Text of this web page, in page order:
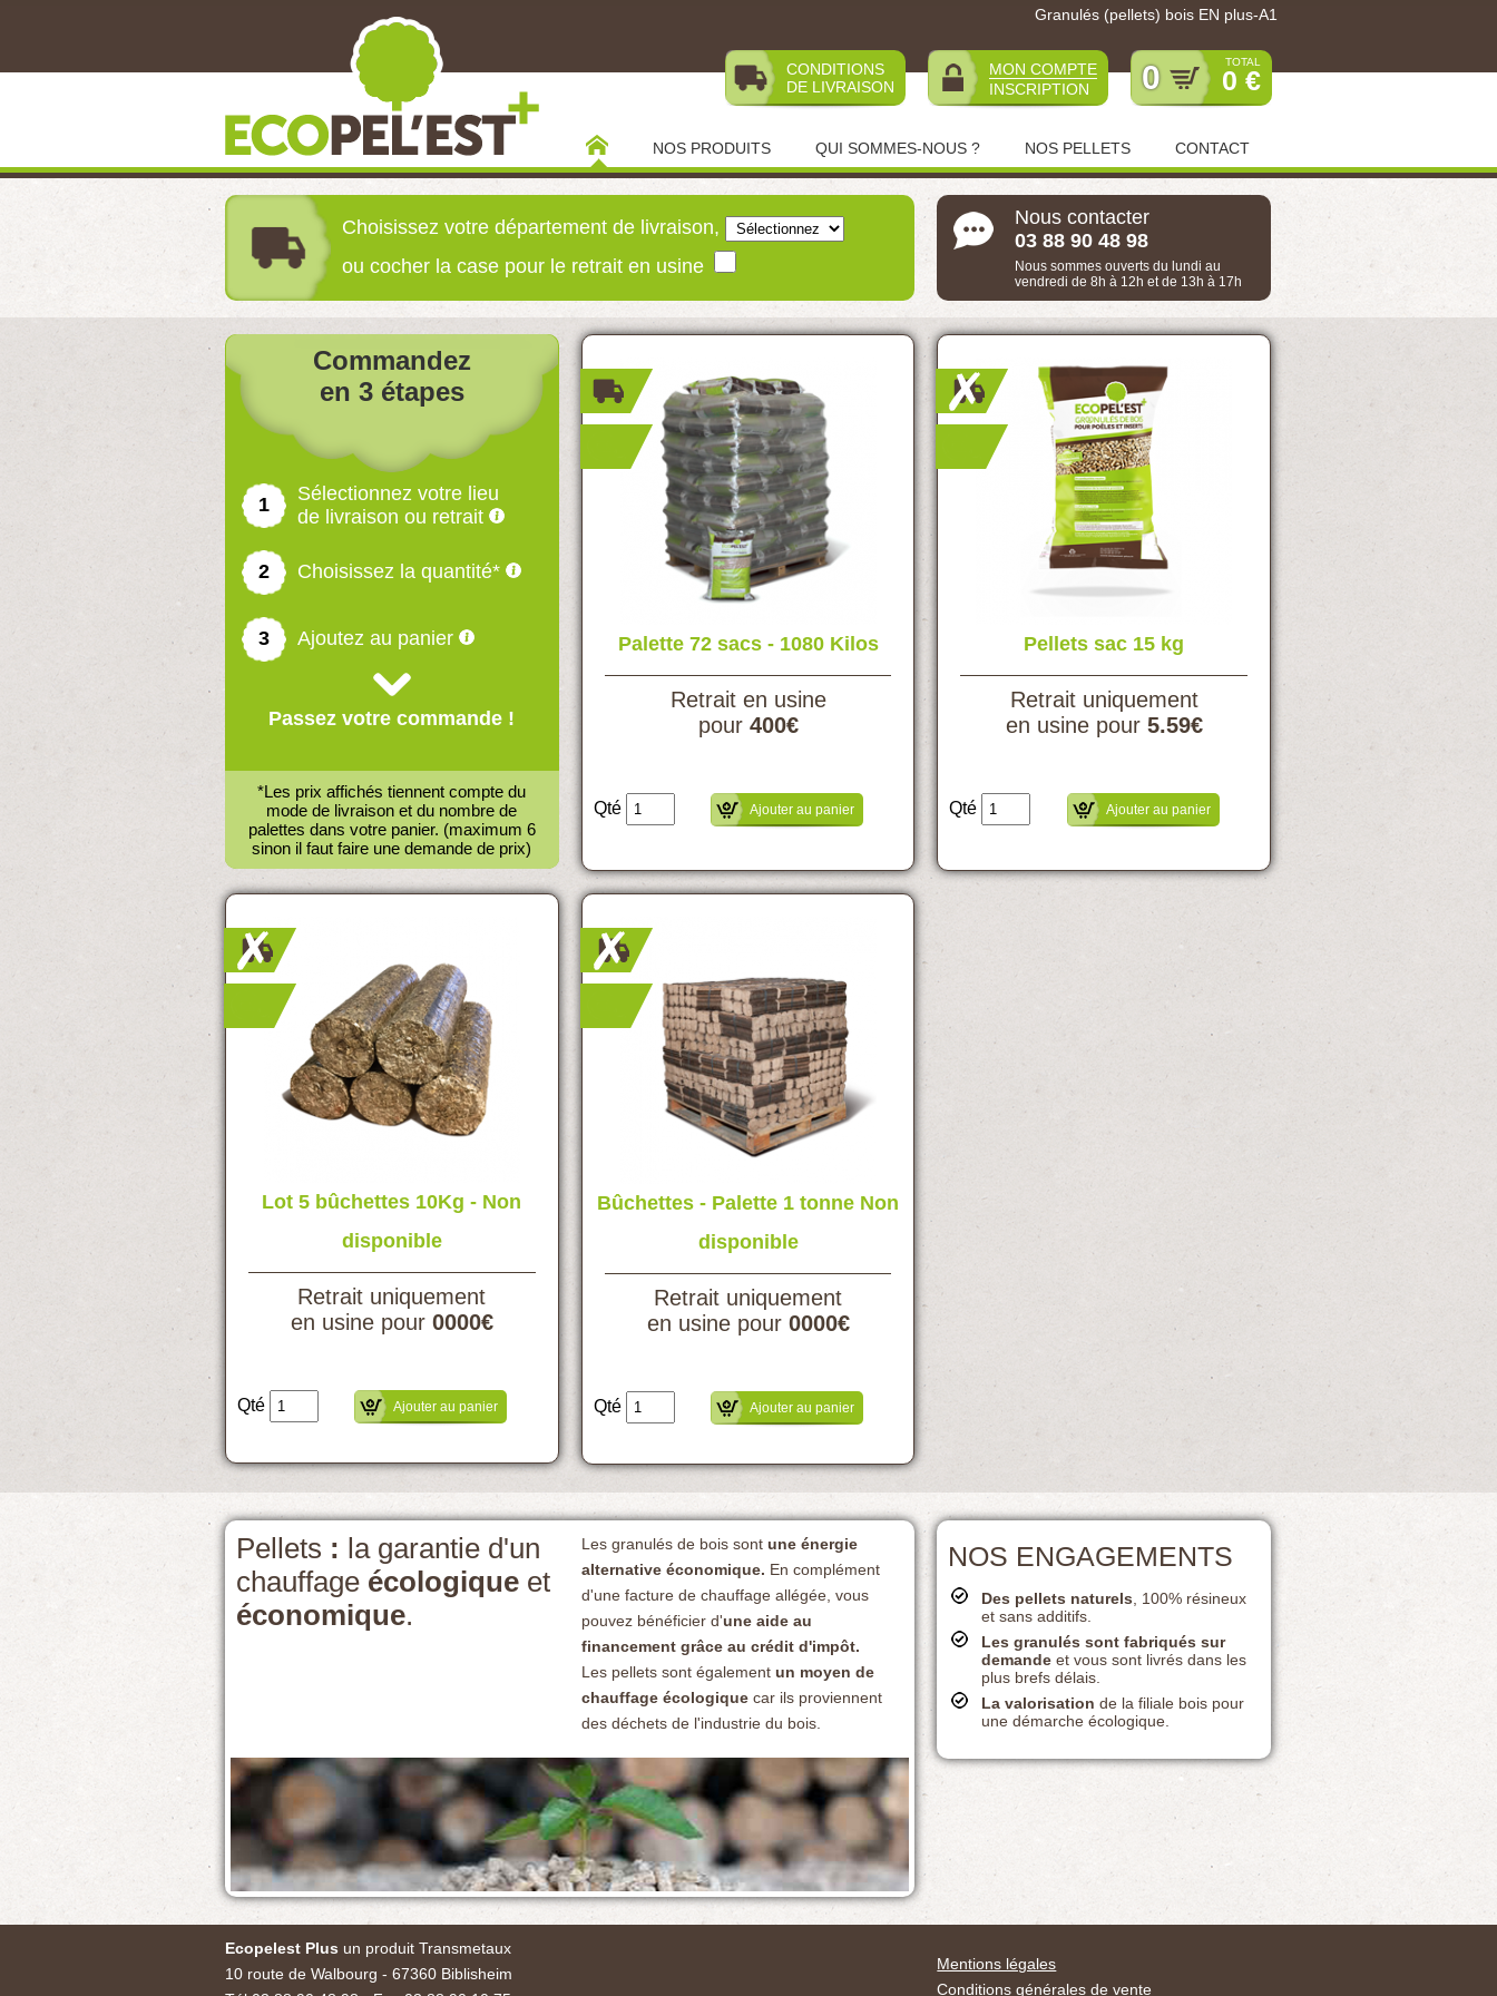
CONDITIONS
DE LIVRAISON
MON COMPTE
INSCRIPTION
0 TOTAL
0 €
Granulés (pellets) bois EN plus-A1
NOS PRODUITS QUI SOMMES-NOUS ? NOS PELLETS CONTACT
Palette 72 sacs - 1080 Kilos Pellets sac 15 kg Lot 5 bûchettes 10Kg - Non disponible Bûchettes - Palette 1 tonne Non disponible
Choisissez votre département de livraison,
ou cocher la case pour le retrait en usine
Nous contacter
03 88 90 48 98
Nous sommes ouverts du lundi au
vendredi de 8h à 12h et de 13h à 17h
Commandez
en 3 étapes
1
Sélectionnez votre lieu
de livraison ou retrait
2 Choisissez la quantité*
3 Ajoutez au panier
Passez votre commande !
*Les prix affichés tiennent compte du
mode de livraison et du nombre de
palettes dans votre panier. (maximum 6
sinon il faut faire une demande de prix)
Palette 72 sacs - 1080 Kilos
Retrait en usine
pour 400€
Qté Ajouter au panier
Pellets sac 15 kg
Retrait uniquement
en usine pour 5.59€
Qté Ajouter au panier
Lot 5 bûchettes 10Kg - Non
disponible
Retrait uniquement
en usine pour 0000€
Qté Ajouter au panier
Bûchettes - Palette 1 tonne Non
disponible
Retrait uniquement
en usine pour 0000€
Qté Ajouter au panier
Pellets : la garantie d'un
chauffage écologique et
économique.
Les granulés de bois sont une énergie
alternative économique. En complément
d'une facture de chauffage allégée, vous
pouvez bénéficier d'une aide au
financement grâce au crédit d'impôt.
Les pellets sont également un moyen de
chauffage écologiquecar ils proviennent
des déchets de l'industrie du bois.
NOS ENGAGEMENTS
Des pellets naturels , 100% résineux
et sans additifs.
Les granulés sont fabriqués sur
demandeet vous sont livrés dans les
plus brefs délais.
La valorisationde la filiale bois pour
une démarche écologique.
Ecopelest Plus un produit Transmetaux
10 route de Walbourg - 67360 Biblisheim
Mentions légales
Conditions générales de vente